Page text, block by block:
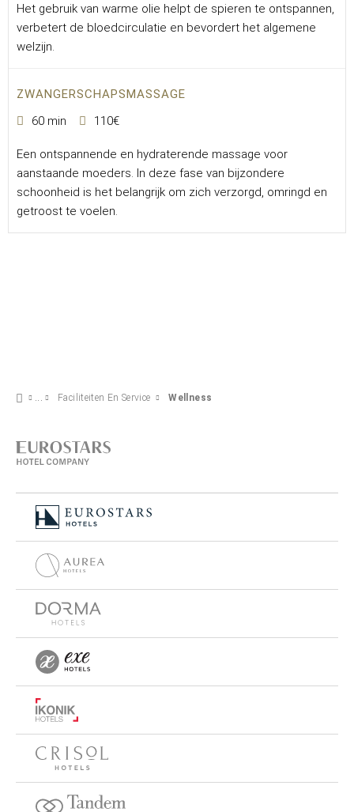
Het gebruik van warme olie helpt de spieren te ontspannen,
verbetert de bloedcirculatie en bevordert het algemene
welzijn.
ZWANGERSCHAPSMASSAGE
60 min
110€
Een ontspannende en hydraterende massage voor
aanstaande moeders. In deze fase van bijzondere
schoonheid is het belangrijk om zich verzorgd, omringd en
getroost te voelen.
Faciliteiten En Service Wellness